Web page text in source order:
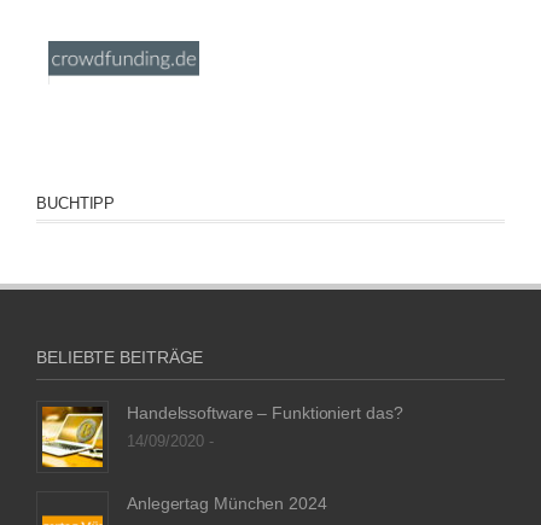
BUCHTIPP
BELIEBTE BEITRÄGE
Handelssoftware – Funktioniert das?
14/09/2020 -
Anlegertag München 2024